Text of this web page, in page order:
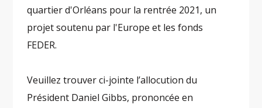
quartier d'Orléans pour la rentrée 2021, un
projet soutenu par l'Europe et les fonds
FEDER.
Veuillez trouver ci-jointe l’allocution du
Président Daniel Gibbs, prononcée en